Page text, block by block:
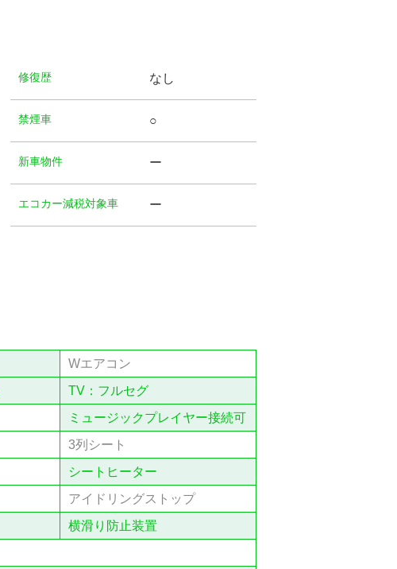
修復歴 なし
禁煙⾞ ○
新車物件 ー
エコカー減税対象車 ー
Wエアコン
TV：フルセグ
ミュージックプレイヤー接続可
3列シート
シートヒーター
アイドリングストップ
横滑り防止装置